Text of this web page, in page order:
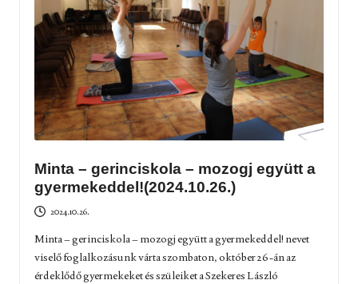
Minta – gerinciskola – mozogj együtt a
gyermekeddel!(2024.10.26.)
2024.10.26.
Minta – gerinciskola – mozogj együtt a gyermekeddel! nevet
viselő foglalkozásunk várta szombaton, október 26-án az
érdeklődő gyermekeket és szüleiket a Szekeres László